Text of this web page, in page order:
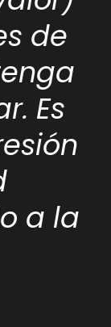
de
Es
a la